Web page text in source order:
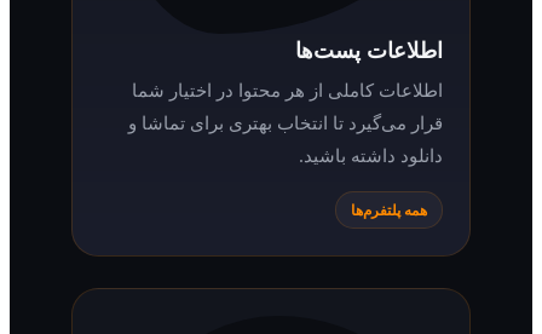
اطلاعات پست‌ها
اطلاعات کاملی از هر محتوا در اختیار شما
قرار می‌گیرد تا انتخاب بهتری برای تماشا و
دانلود داشته باشید.
همه پلتفرم‌ها